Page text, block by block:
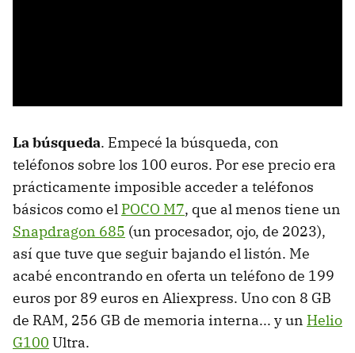
La búsqueda. Empecé la búsqueda, con
teléfonos sobre los 100 euros. Por ese precio era
prácticamente imposible acceder a teléfonos
básicos como el POCO M7, que al menos tiene un
Snapdragon 685 (un procesador, ojo, de 2023),
así que tuve que seguir bajando el listón. Me
acabé encontrando en oferta un teléfono de 199
euros por 89 euros en Aliexpress. Uno con 8 GB
de RAM, 256 GB de memoria interna... y un Helio
G100 Ultra.